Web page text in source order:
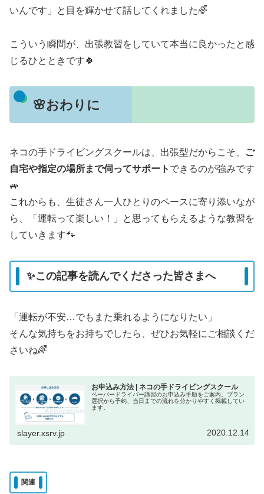
いんです」と目を輝かせて話してくれました🌈
こういう瞬間が、出張教習をしていて本当に良かったと感
じるひとときです🍀
🌸おわりに
ネコの手ドライビングスクールは、出張型だからこそ、
ご
自宅や指定の場所まで伺ってサポート できるのが強みです
🚙
これからも、生徒さん一人ひとりのペースに寄り添いなが
ら、「運転って楽しい！」と思ってもらえるような教習を
していきます🐾
✨この記事を読んでくださった皆さまへ
「運転が不安…でもまた乗れるようになりたい」
そんな気持ちをお持ちでしたら、ぜひお気軽にご相談くだ
さいね🌈
お申込み方法 | ネコの手ドライビングスクール
ペーパードライバー講習のお申込み手順をご案内。プラン
選択から予約、当日までの流れを分かりやすく掲載してい
ます。
slayer.xsrv.jp 2020.12.14
関連